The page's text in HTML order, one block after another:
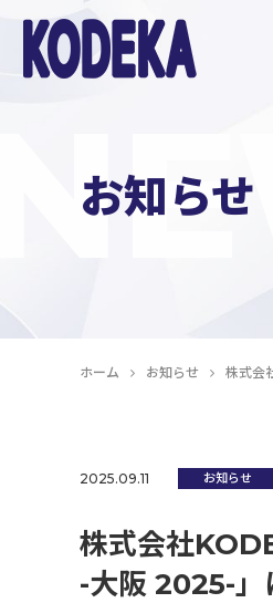
マーケティ
株式会社KODEKAは9月24日から
お知らせ
ホーム お知らせ 株式会
2025.09.11 お知らせ
株式会社
-大阪 2025-」